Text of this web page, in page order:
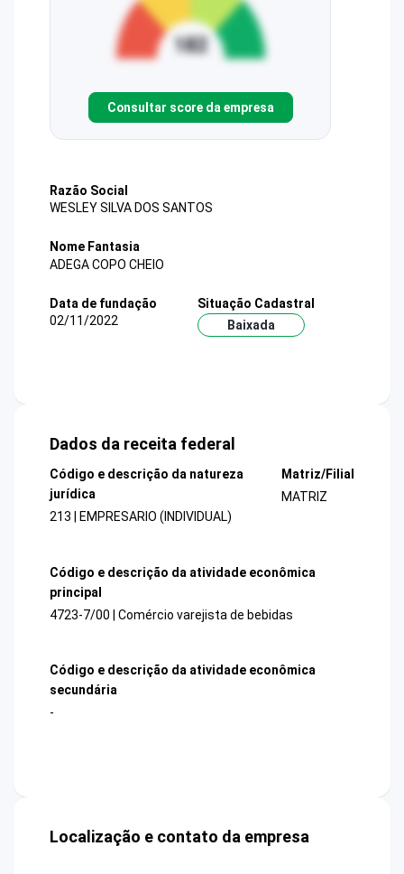
Consultar score da empresa
Razão Social
WESLEY SILVA DOS SANTOS
Nome Fantasia
ADEGA COPO CHEIO
Data de fundação
02/11/2022
Situação Cadastral
Baixada
Dados da receita federal
Código e descrição da natureza
jurídica
213 | EMPRESARIO (INDIVIDUAL)
Matriz/Filial
MATRIZ
Código e descrição da atividade econômica
principal
4723-7/00 | Comércio varejista de bebidas
Código e descrição da atividade econômica
secundária
-
Localização e contato da empresa